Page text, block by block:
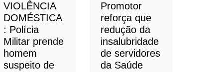
VIOLÊNCIA
DOMÉSTICA
: Polícia
Militar prende
homem
suspeito de
Promotor
reforça que
redução da
insalubridade
de servidores
da Saúde